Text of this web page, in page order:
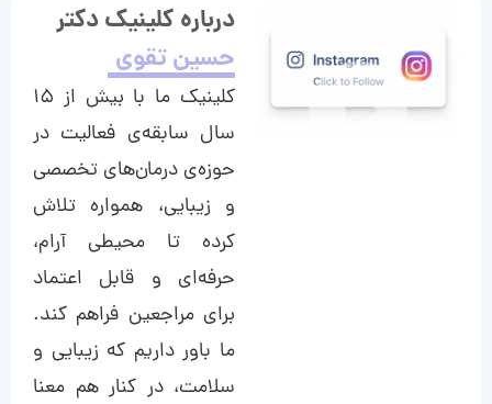
درباره کلینیک دکتر
حسین تقوی
کلینیک ما با بیش از ۱۵
سال سابقه‌ی فعالیت در
حوزه‌ی درمان‌های تخصصی
و زیبایی، همواره تلاش
کرده تا محیطی آرام،
حرفه‌ای و قابل اعتماد
برای مراجعین فراهم کند.
ما باور داریم که زیبایی و
سلامت، در کنار هم معنا